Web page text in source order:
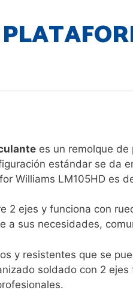
es un remolque
estándar se da
Williams LM105HD es
2 ejes y funciona con
a sus necesidades,
y resistentes que se
soldado con 2